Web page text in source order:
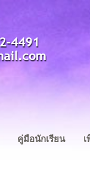
คู่มือนักเรียน